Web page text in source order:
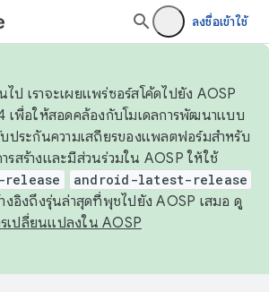
ลงชื่อเข้าใช้
ป เราจะเผยแพร่ซอร์สโค้ดไปยัง AOSP
เพื่อให้สอดคล้องกับโมเดลการพัฒนาแบบ
ประกันความเสถียรของแพลตฟอร์มสำหรับ
รสร้างและมีส่วนร่วมใน AOSP ให้ใช้
android-latest-release
งอิงถึงรุ่นล่าสุดที่พุชไปยัง AOSP เสมอ ดู
เปลี่ยนแปลงใน AOSP